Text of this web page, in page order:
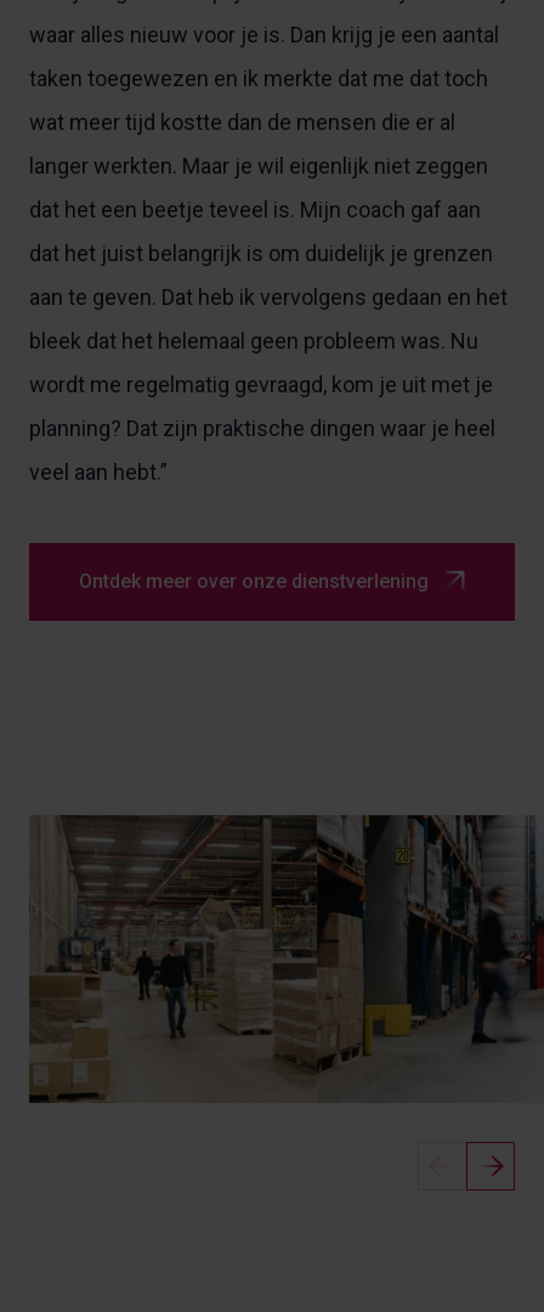
waar alles nieuw voor je is. Dan krijg je een aantal
taken toegewezen en ik merkte dat me dat toch
wat meer tijd kostte dan de mensen die er al
langer werkten. Maar je wil eigenlijk niet zeggen
dat het een beetje teveel is. Mijn coach gaf aan
dat het juist belangrijk is om duidelijk je grenzen
aan te geven. Dat heb ik vervolgens gedaan en het
bleek dat het helemaal geen probleem was. Nu
wordt me regelmatig gevraagd, kom je uit met je
planning? Dat zijn praktische dingen waar je heel
veel aan hebt.”
Ontdek meer over onze dienstverlening